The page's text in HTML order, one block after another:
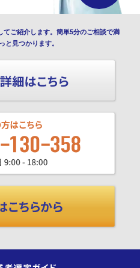
ご紹介します。簡単5分のご相談で満
と見つかります。